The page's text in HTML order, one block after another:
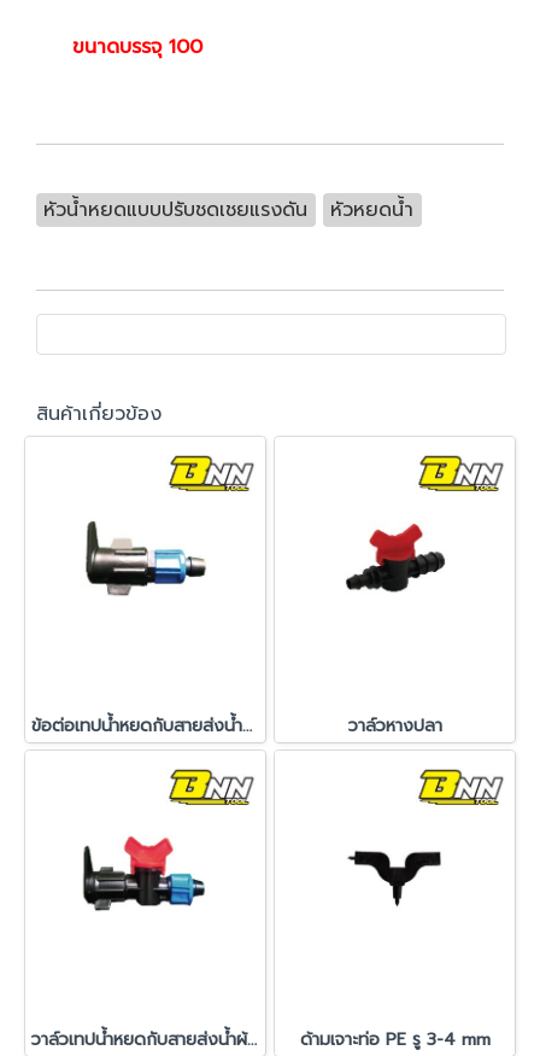
ขนาดบรรจุ 100
หัวน้ำหยดแบบปรับชดเชยแรงดัน หัวหยดน้ำ
สินค้าเกี่ยวข้อง
ข้อต่อเทปน้ำหยดกับสายส่งน้ำผ้าใบ วาล์วหางปลา
วาล์วเทปน้ำหยดกับสายส่งน้ำผ้าใบ ด้ามเจาะท่อ PE รู 3-4 mm